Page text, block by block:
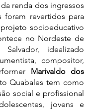
renda dos ingressos
foram revertidos para
socioeducativo
no Nordeste de
Salvador, idealizado
compositor,
Marivaldo dos
Quabales tem como
social e profissional
jovens e